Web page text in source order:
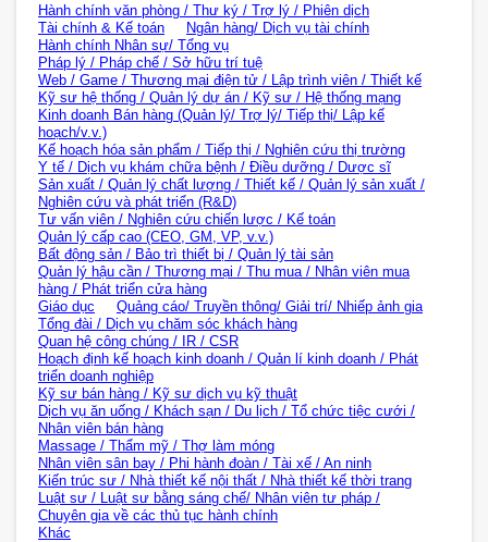
Hành chính văn phòng / Thư ký / Trợ lý / Phiên dịch
Tài chính & Kế toán
Ngân hàng/ Dịch vụ tài chính
Hành chính Nhân sự/ Tổng vụ
Pháp lý / Pháp chế / Sở hữu trí tuệ
Web / Game / Thương mại điện tử / Lập trình viên / Thiết kế
Kỹ sư hệ thống / Quản lý dự án / Kỹ sư / Hệ thống mạng
Kinh doanh Bán hàng (Quản lý/ Trợ lý/ Tiếp thị/ Lập kế
hoạch/v.v.)
Kế hoạch hóa sản phẩm / Tiếp thị / Nghiên cứu thị trường
Y tế / Dịch vụ khám chữa bệnh / Điều dưỡng / Dược sĩ
Sản xuất / Quản lý chất lượng / Thiết kế / Quản lý sản xuất /
Nghiên cứu và phát triển (R&D)
Tư vấn viên / Nghiên cứu chiến lược / Kế toán
Quản lý cấp cao (CEO, GM, VP, v.v.)
Bất động sản / Bảo trì thiết bị / Quản lý tài sản
Quản lý hậu cần / Thương mại / Thu mua / Nhân viên mua
hàng / Phát triển cửa hàng
Giáo dục
Quảng cáo/ Truyền thông/ Giải trí/ Nhiếp ảnh gia
Tổng đài / Dịch vụ chăm sóc khách hàng
Quan hệ công chúng / IR / CSR
Hoạch định kế hoạch kinh doanh / Quản lí kinh doanh / Phát
triển doanh nghiệp
Kỹ sư bán hàng / Kỹ sư dịch vụ kỹ thuật
Dịch vụ ăn uống / Khách sạn / Du lịch / Tổ chức tiệc cưới /
Nhân viên bán hàng
Massage / Thẩm mỹ / Thợ làm móng
Nhân viên sân bay / Phi hành đoàn / Tài xế / An ninh
Kiến trúc sư / Nhà thiết kế nội thất / Nhà thiết kế thời trang
Luật sư / Luật sư bằng sáng chế/ Nhân viên tư pháp /
Chuyên gia về các thủ tục hành chính
Khác